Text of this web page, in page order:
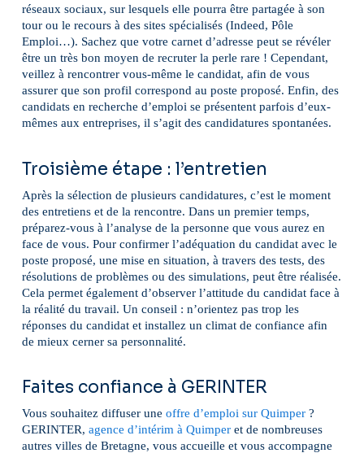
réseaux sociaux, sur lesquels elle pourra être partagée à son
tour ou le recours à des sites spécialisés (Indeed, Pôle
Emploi…). Sachez que votre carnet d’adresse peut se révéler
être un très bon moyen de recruter la perle rare ! Cependant,
veillez à rencontrer vous-même le candidat, afin de vous
assurer que son profil correspond au poste proposé. Enfin, des
candidats en recherche d’emploi se présentent parfois d’eux-
mêmes aux entreprises, il s’agit des candidatures spontanées.
Troisième étape : l’entretien
Après la sélection de plusieurs candidatures, c’est le moment
des entretiens et de la rencontre. Dans un premier temps,
préparez-vous à l’analyse de la personne que vous aurez en
face de vous. Pour confirmer l’adéquation du candidat avec le
poste proposé, une mise en situation, à travers des tests, des
résolutions de problèmes ou des simulations, peut être réalisée.
Cela permet également d’observer l’attitude du candidat face à
la réalité du travail. Un conseil : n’orientez pas trop les
réponses du candidat et installez un climat de confiance afin
de mieux cerner sa personnalité.
Faites confiance à GERINTER
Vous souhaitez diffuser une offre d’emploi sur Quimper?
GERINTER, agence d’intérim à Quimperet de nombreuses
autres villes de Bretagne, vous accueille et vous accompagne